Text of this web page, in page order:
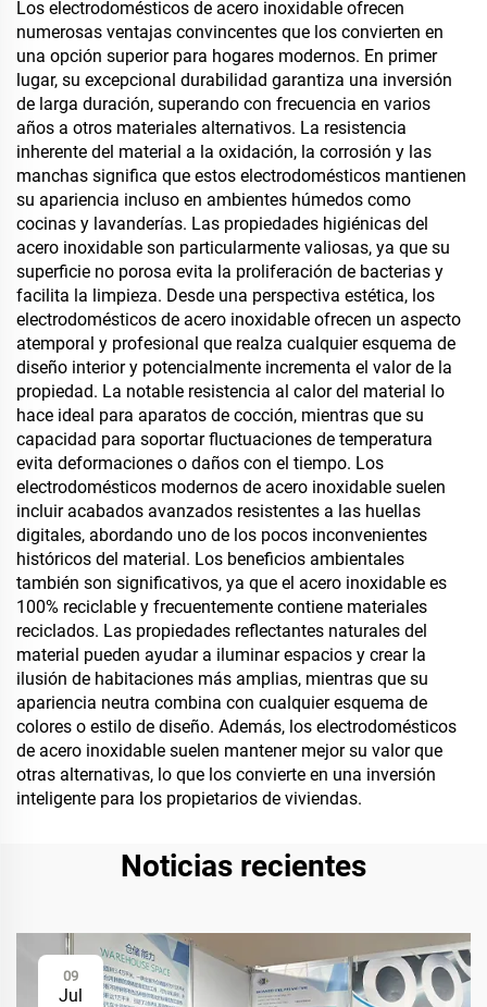
Los electrodomésticos de acero inoxidable ofrecen
numerosas ventajas convincentes que los convierten en
una opción superior para hogares modernos. En primer
lugar, su excepcional durabilidad garantiza una inversión
de larga duración, superando con frecuencia en varios
años a otros materiales alternativos. La resistencia
inherente del material a la oxidación, la corrosión y las
manchas significa que estos electrodomésticos mantienen
su apariencia incluso en ambientes húmedos como
cocinas y lavanderías. Las propiedades higiénicas del
acero inoxidable son particularmente valiosas, ya que su
superficie no porosa evita la proliferación de bacterias y
facilita la limpieza. Desde una perspectiva estética, los
electrodomésticos de acero inoxidable ofrecen un aspecto
atemporal y profesional que realza cualquier esquema de
diseño interior y potencialmente incrementa el valor de la
propiedad. La notable resistencia al calor del material lo
hace ideal para aparatos de cocción, mientras que su
capacidad para soportar fluctuaciones de temperatura
evita deformaciones o daños con el tiempo. Los
electrodomésticos modernos de acero inoxidable suelen
incluir acabados avanzados resistentes a las huellas
digitales, abordando uno de los pocos inconvenientes
históricos del material. Los beneficios ambientales
también son significativos, ya que el acero inoxidable es
100% reciclable y frecuentemente contiene materiales
reciclados. Las propiedades reflectantes naturales del
material pueden ayudar a iluminar espacios y crear la
ilusión de habitaciones más amplias, mientras que su
apariencia neutra combina con cualquier esquema de
colores o estilo de diseño. Además, los electrodomésticos
de acero inoxidable suelen mantener mejor su valor que
otras alternativas, lo que los convierte en una inversión
inteligente para los propietarios de viviendas.
Noticias recientes
09
Jul